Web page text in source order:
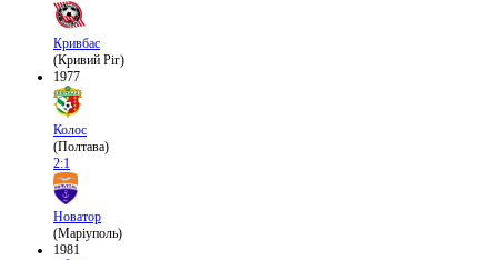
Кривбас
(Кривий Ріг)
1977
Колос
(Полтава)
2:1
Новатор
(Маріуполь)
1981